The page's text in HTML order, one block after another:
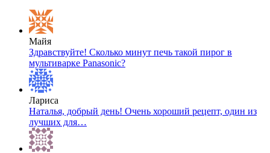
Майя
Здравствуйте! Сколько минут печь такой пирог в
мультиварке Panasonic?
Лариса
Наталья, добрый день! Очень хороший рецепт, один из
лучших для…